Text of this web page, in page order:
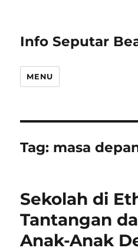
Info Seputar
MENU
Tag: masa
Sekolah di
Tantangan
Anak-Anak